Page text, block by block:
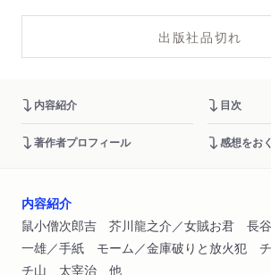
出版社品切れ
内容紹介 目次
著作者プロフィール 感想をお
内容紹介
鼠小僧次郎吉 芥川龍之介／女賊お君 長
一雄／手紙 モーム／金庫破りと放火犯 チ
チ山 太宰治 他